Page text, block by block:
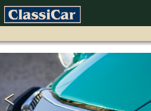
ALLER
AU
CONTENU